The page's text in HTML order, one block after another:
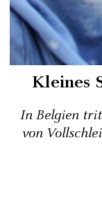
Kleines
In Belgien
von